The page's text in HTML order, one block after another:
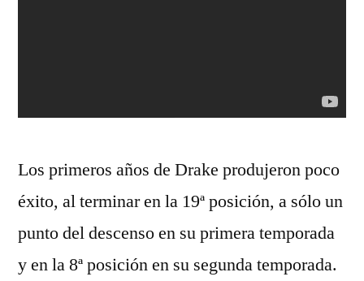
Los primeros años de Drake produjeron poco
éxito, al terminar en la 19ª posición, a sólo un
punto del descenso en su primera temporada
y en la 8ª posición en su segunda temporada.